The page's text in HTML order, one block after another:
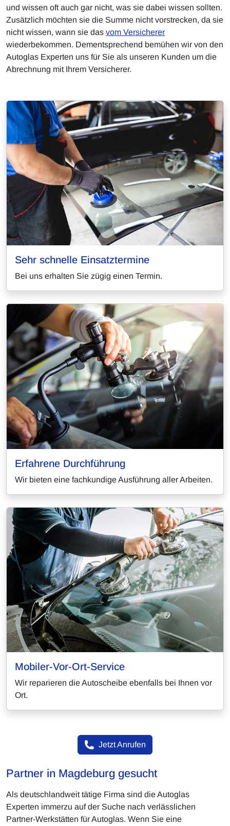
und wissen oft auch gar nicht, was sie dabei wissen sollten.
Zusätzlich möchten sie die Summe nicht vorstrecken, da sie
nicht wissen, wann sie das vom Versicherer
wiederbekommen. Dementsprechend bemühen wir von den
Autoglas Experten uns für Sie als unseren Kunden um die
Abrechnung mit Ihrem Versicherer.
Sehr schnelle Einsatztermine
Bei uns erhalten Sie zügig einen Termin.
Erfahrene Durchführung
Wir bieten eine fachkundige Ausführung aller Arbeiten.
Mobiler-Vor-Ort-Service
Wir reparieren die Autoscheibe ebenfalls bei Ihnen vor
Ort.
Jetzt Anrufen
Partner in Magdeburg gesucht
Als deutschlandweit tätige Firma sind die Autoglas
Experten immerzu auf der Suche nach verlässlichen
Partner-Werkstätten für Autoglas. Wenn Sie eine